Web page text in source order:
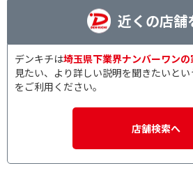
近くの店舗
デンキチは埼玉県下業界ナンバーワン
見たい、より詳しい説明を聞きたいと
をご利用ください。
店舗検索へ